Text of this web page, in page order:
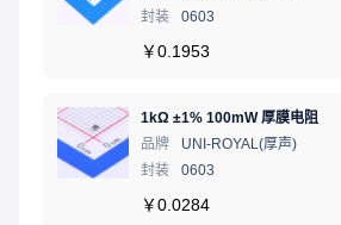
封装
0603
￥0.1953
1kΩ ±1% 100mW 厚膜电阻
品牌
UNI-ROYAL(厚声)
封装
0603
￥0.0284